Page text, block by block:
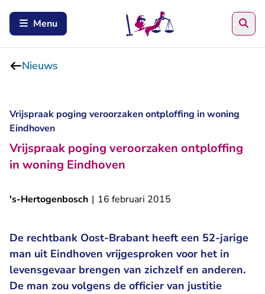
Menu
Nieuws
Vrijspraak poging veroorzaken ontploffing in woning
Eindhoven
Vrijspraak poging veroorzaken ontploffing
in woning Eindhoven
's-Hertogenbosch | 16 februari 2015
De rechtbank Oost-Brabant heeft een 52-jarige
man uit Eindhoven vrijgesproken voor het in
levensgevaar brengen van zichzelf en anderen.
De man zou volgens de officier van justitie